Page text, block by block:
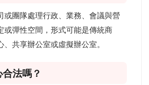
或團隊處理行政、業務、會議與營
或彈性空間，形式可能是傳統商
共享辦公室或虛擬辦公室。
法嗎？